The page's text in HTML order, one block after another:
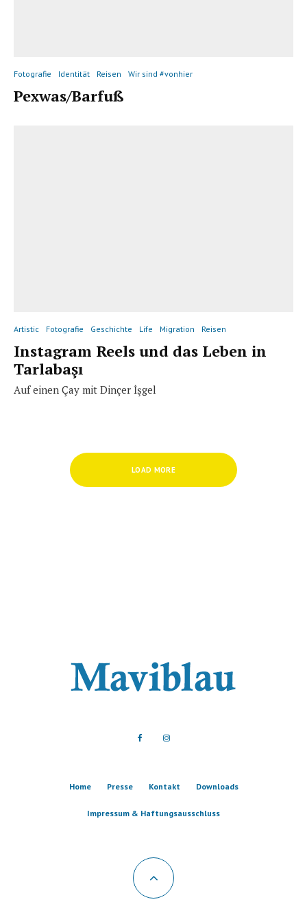
Fotografie Identität Reisen Wir sind #vonhier
Pexwas/Barfuß
Artistic Fotografie Geschichte Life Migration Reisen
Instagram Reels und das Leben in
Tarlabaşı
Auf einen Çay mit Dinçer İşgel
LOAD MORE
Home Presse Kontakt Downloads
Impressum & Haftungsausschluss